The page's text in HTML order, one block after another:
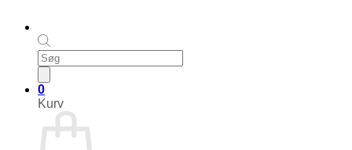
Products
search
0
Kurv